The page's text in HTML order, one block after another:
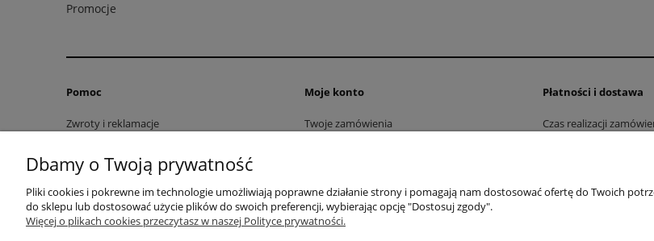
Promocje
Pomoc
Zwroty i reklamacje
Moje konto
Twoje zamówienia
Płatności i dostawa
Czas realizacji
Dbamy o Twoją prywatność
Pliki cookies i pokrewne im technologie umożliwiają poprawne działanie strony i pomagają nam dostosować ofertę do Twoich
do sklepu lub dostosować użycie plików do swoich preferencji, wybierając opcję "Dostosuj zgody".
Więcej o plikach cookies przeczytasz w naszej Polityce prywatności.